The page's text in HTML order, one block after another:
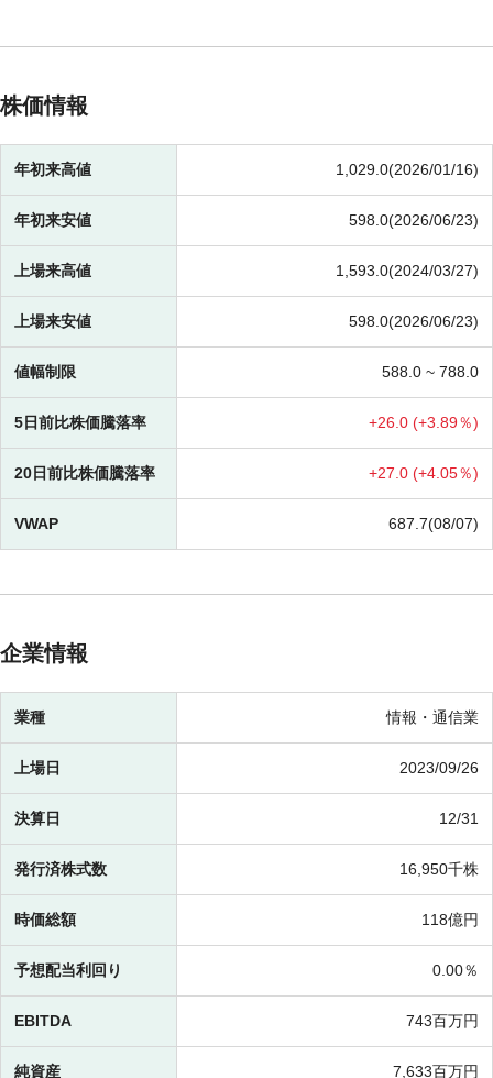
株価情報
年初来高値 1,029.0(2026/01/16)
年初来安値 598.0(2026/06/23)
上場来高値 1,593.0(2024/03/27)
上場来安値 598.0(2026/06/23)
値幅制限 588.0 ~ 788.0
5日前比株価騰落率 +26.0 (+3.89％)
20日前比株価騰落率 +27.0 (+4.05％)
VWAP 687.7(08/07)
企業情報
業種 情報・通信業
上場日 2023/09/26
決算日 12/31
発行済株式数 16,950千株
時価総額 118億円
予想配当利回り 0.00％
EBITDA 743百万円
純資産 7,633百万円